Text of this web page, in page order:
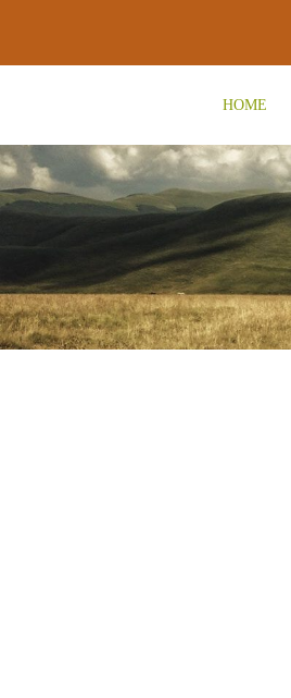
contenuto
HOME